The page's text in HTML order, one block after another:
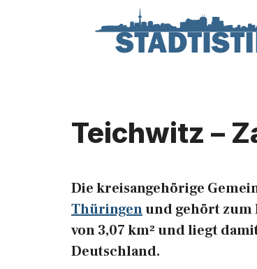
Teichwitz –
Die kreisangehörige
Thüringenund gehört zum
von 3,07 km² und liegt
Deutschland.